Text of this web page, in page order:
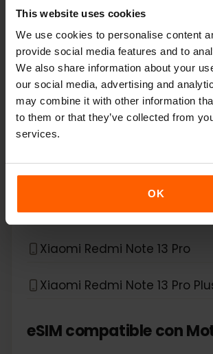
This website uses cookies
We use cookies to personalise content
provide social media features and to
We also share information about your
our social media, advertising and
may combine it with other information
to them or that they’ve collected from
services.
OK
Xiaomi 14
Xiaomi 14 Pro
Xiaomi 14T
Xiaomi 14T Pro
Xiaomi 15
Xiaomi Redmi Note 11 Pro 5G
Xiaomi Redmi Note 13 Pro
Xiaomi Redmi Note 13 Pro
eSIM compatible con